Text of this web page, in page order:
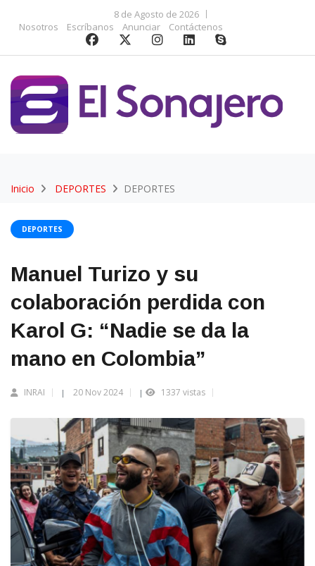
8 de Agosto de 2026
Nosotros
Escríbanos Anunciar Contáctenos
Inicio DEPORTES DEPORTES
DEPORTES
Manuel Turizo y su
colaboración perdida con
Karol G: “Nadie se da la
mano en Colombia”
INRAI | 20 Nov 2024 | 1337 vistas